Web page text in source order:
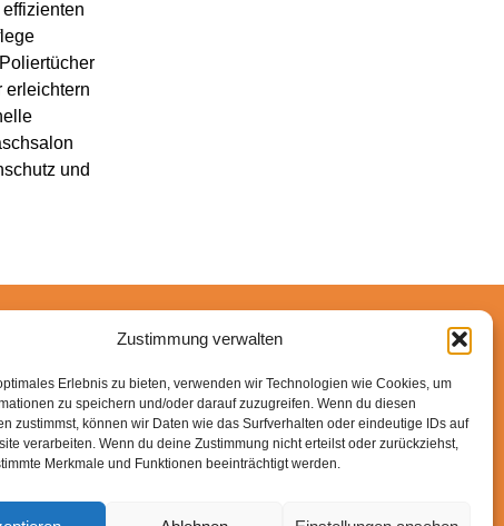
Zustimmung verwalten
Erlebnis zu bieten, verwenden wir Technologien wie Cookies, um
zu speichern und/oder darauf zuzugreifen. Wenn du diesen
zustimmst, können wir Daten wie das Surfverhalten oder eindeutige IDs auf
verarbeiten. Wenn du deine Zustimmung nicht erteilst oder zurückziehst,
Merkmale und Funktionen beeinträchtigt werden.
erleichtern
und
Partner verdiene ich an qualifizierten Käufen.